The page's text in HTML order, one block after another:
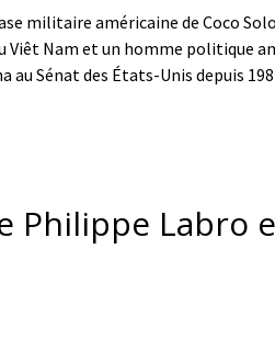
militaire américaine de Coco
Viêt Nam et un homme politique
Sénat des États-Unis depuis
Philippe Labro